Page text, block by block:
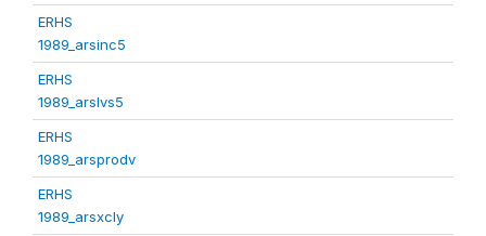
ERHS
1989_arsinc5
ERHS
1989_arslvs5
ERHS
1989_arsprodv
ERHS
1989_arsxcly